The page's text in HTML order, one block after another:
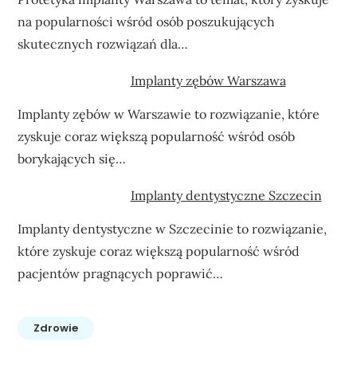
na popularności wśród osób poszukujących
skutecznych rozwiązań dla…
Implanty zębów Warszawa
Implanty zębów w Warszawie to rozwiązanie, które
zyskuje coraz większą popularność wśród osób
borykających się…
Implanty dentystyczne Szczecin
Implanty dentystyczne w Szczecinie to rozwiązanie,
które zyskuje coraz większą popularność wśród
pacjentów pragnących poprawić…
Zdrowie